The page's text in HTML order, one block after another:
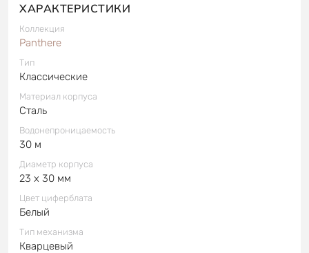
ХАРАКТЕРИСТИКИ
Коллекция
Panthere
Тип
Классические
Материал корпуса
Сталь
Водонепроницаемость
30 м
Диаметр корпуса
23 x 30 мм
Цвет циферблата
Белый
Тип механизма
Кварцевый